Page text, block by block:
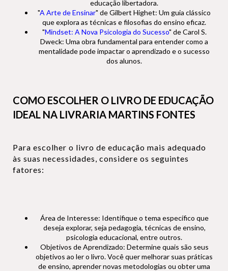
educação libertadora.
"A Arte de Ensinar" de Gilbert Highet: Um guia clássico
que explora as técnicas e filosofias do ensino eficaz.
"Mindset: A Nova Psicologia do Sucesso" de Carol S.
Dweck: Uma obra fundamental para entender como a
mentalidade pode impactar o aprendizado e o sucesso
dos alunos.
COMO ESCOLHER O LIVRO DE EDUCAÇÃO
IDEAL NA LIVRARIA MARTINS FONTES
Para escolher o livro de educação mais adequado
às suas necessidades, considere os seguintes
fatores:
Área de Interesse: Identifique o tema específico que
deseja explorar, seja pedagogia, técnicas de ensino,
psicologia educacional, entre outros.
Objetivos de Aprendizado: Determine quais são seus
objetivos ao ler o livro. Você quer melhorar suas práticas
de ensino, aprender novas metodologias ou obter uma